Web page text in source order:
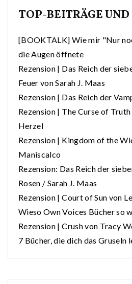
TOP-BEITRÄGE
[BOOKTALK] Wie mir "Nur
die Augen öffnete
Rezension | Das Reich der
Feuer von Sarah J. Maas
Rezension | Das Reich der
Rezension | The Curse of
Herzel
Rezension | Kingdom of the
Maniscalco
Rezension: Das Reich der
Rosen / Sarah J. Maas
Rezension | Court of Sun von
Wieso Own Voices Bücher so
Rezension | Crush von Tracy
7 Bücher, die dich das Gruseln